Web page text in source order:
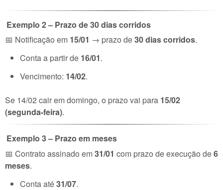
Exemplo 2 – Prazo de 30 dias corridos
📅 Notificação em 15/01 → prazo de30 dias corridos.
Conta a partir de 16/01.
Vencimento: 14/02.
Se 14/02 cair em domingo, o prazo vai para 15/02
(segunda-feira).
Exemplo 3 – Prazo em meses
📅 Contrato assinado em31/01 com prazo de execução de6
meses.
Conta até31/07.